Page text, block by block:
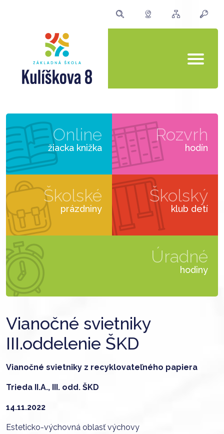
Online
žiacka knižka
Rozvrh
hodín
Školské
prázdniny
Školský
klub detí
Úradné
hodiny
Vianočné svietniky
III.oddelenie ŠKD
Vianočné svietniky z recyklovateľného papiera
Trieda II.A., III. odd. ŠKD
14.11.2022
Esteticko-výchovná oblasť výchovy